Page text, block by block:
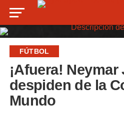
FÚTBOL
¡Afuera!
despiden de la
Mundo